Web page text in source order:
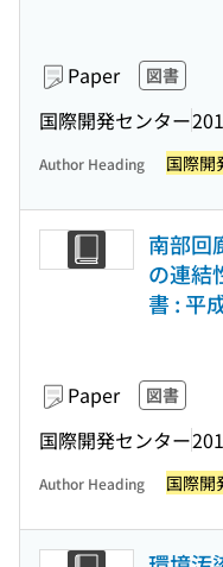
Paper 図書
国際開発センター
Author Heading 国際開
南部回
の連結
書 : 平
Paper 図書
国際開発センター
Author Heading 国際開